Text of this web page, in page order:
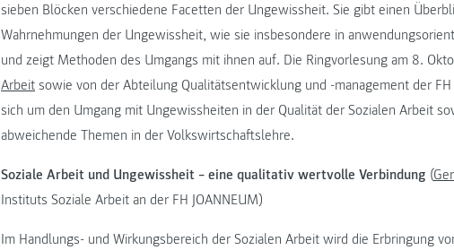
sieben Blöcken verschiedene Facetten der Ungewissheit. Sie gibt einen
Wahrnehmungen der Ungewissheit, wie sie insbesondere in
und zeigt Methoden des Umgangs mit ihnen auf. Die Ringvorlesung am 8.
Arbeit sowie von der Abteilung Qualitätsentwicklung und -management der
sich um den Umgang mit Ungewissheiten in der Qualität der Sozialen Arbeit
abweichende Themen in der Volkswirtschaftslehre.
Soziale Arbeit und Ungewissheit – eine qualitativ wertvolle Verbindung (
Instituts Soziale Arbeit an der FH JOANNEUM)
Im Handlungs- und Wirkungsbereich der Sozialen Arbeit wird die Erbringung